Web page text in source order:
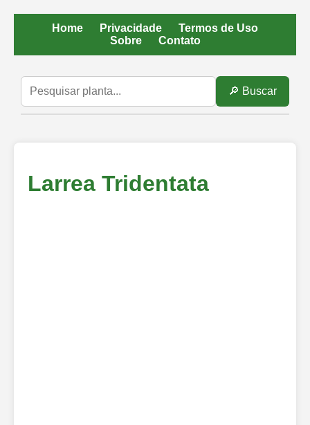
Home Privacidade
Termos de Uso
Sobre
Contato
🔎 Buscar
Larrea Tridentata